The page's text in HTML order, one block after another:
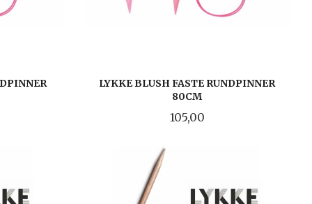
LYKKE BLUSH FASTE RUNDPINNER
80CM
Pris
105,00